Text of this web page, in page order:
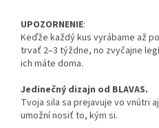
UPOZORNENIE:
Keďže každý kus vyrábame až
trvať 2–3 týždne, no zvyčajne
ich máte doma.
Jedinečný dizajn od BLAVAS.
Tvoja sila sa prejavuje vo vnútri
umožní nosiť to, kým si.